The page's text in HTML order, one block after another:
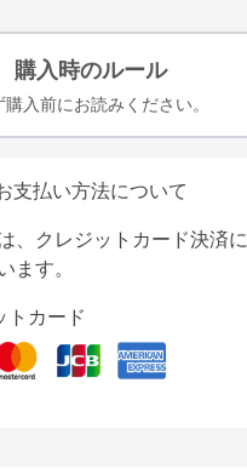
購入時のルール
購入前にお読みください。
支払い方法について
、クレジットカード決済に
ます。
トカード